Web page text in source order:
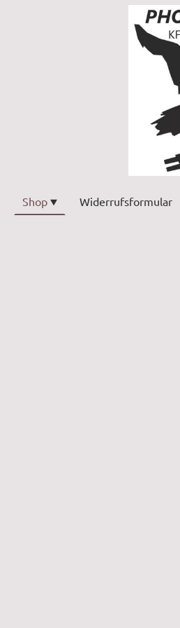
Shop Widerrufsformular